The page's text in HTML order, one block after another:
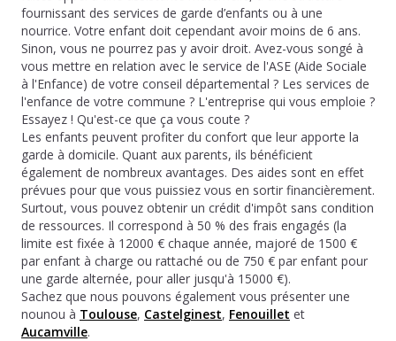
fournissant des services de garde d’enfants ou à une
nourrice. Votre enfant doit cependant avoir moins de 6 ans.
Sinon, vous ne pourrez pas y avoir droit. Avez-vous songé à
vous mettre en relation avec le service de l'ASE (Aide Sociale
à l'Enfance) de votre conseil départemental ? Les services de
l'enfance de votre commune ? L'entreprise qui vous emploie ?
Essayez ! Qu'est-ce que ça vous coute ?
Les enfants peuvent profiter du confort que leur apporte la
garde à domicile. Quant aux parents, ils bénéficient
également de nombreux avantages. Des aides sont en effet
prévues pour que vous puissiez vous en sortir financièrement.
Surtout, vous pouvez obtenir un crédit d'impôt sans condition
de ressources. Il correspond à 50 % des frais engagés (la
limite est fixée à 12000 € chaque année, majoré de 1500 €
par enfant à charge ou rattaché ou de 750 € par enfant pour
une garde alternée, pour aller jusqu'à 15000 €).
Sachez que nous pouvons également vous présenter une
nounou à Toulouse, Castelginest, Fenouillet et
Aucamville.